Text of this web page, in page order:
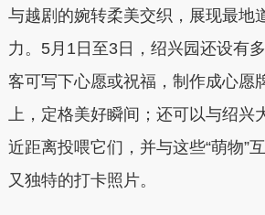
与越剧的婉转柔美交织，展现最地
力。5月1日至3日，绍兴园还设有
客可写下心愿或祝福，制作成心愿
上，定格美好瞬间；还可以与绍兴
近距离投喂它们，并与这些“萌物”
又独特的打卡照片。